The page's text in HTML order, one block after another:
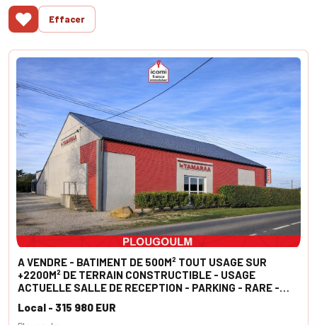
♥ Effacer
A VENDRE - BATIMENT DE 500M² TOUT USAGE SUR
+2200M² DE TERRAIN CONSTRUCTIBLE - USAGE
ACTUELLE SALLE DE RECEPTION - PARKING - RARE -
Local - 315 980 EUR